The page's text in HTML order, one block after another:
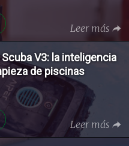
Leer más
V3: la inteligencia
de piscinas
Leer más